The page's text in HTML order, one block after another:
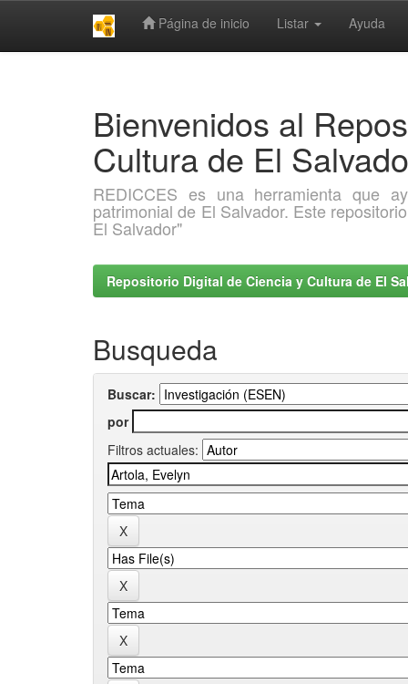
Página de inicio Listar Ayuda
Bienvenidos al
Cultura de El
REDICCES es una herramienta que
patrimonial de El Salvador. Este
El Salvador"
Repositorio Digital de Ciencia y Cultura de El
Busqueda
Buscar:
por
Filtros actuales: